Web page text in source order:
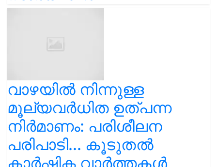
വാഴയിൽ നിന്നുള്ള
മൂല്യവർധിത ഉത്പന്ന
നിർമാണം: പരിശീലന
പരിപാടി... കൂടുതൽ
കാർഷിക വാർത്തകൾ